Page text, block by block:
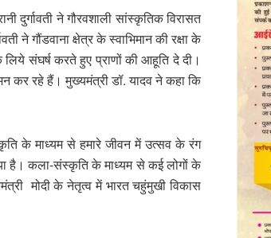
दुर्गावती ने गौरवशाली सांस्कृतिक विरासत
ने गौंडवाना क्षेत्र के स्वाभिमान की रक्षा के
लिये संघर्ष करते हुए प्राणों की आहूति दे दी।
कर रहे हैं। मुख्यमंत्री डॉ. यादव ने कहा कि
के माध्यम से हमारे जीवन में उत्सव के रंग
है। कला-संस्कृति के माध्यम से कई लोगों के
मोदी के नेतृत्व में भारत चहुंमुखी विकास